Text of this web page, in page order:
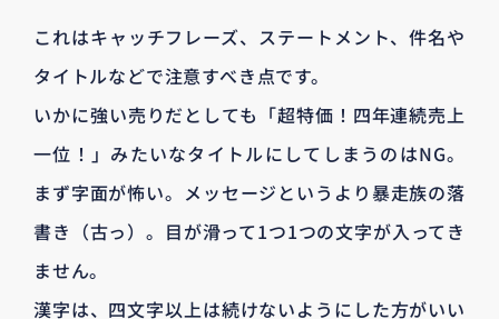
これはキャッチフレーズ、ステートメント、件名や
タイトルなどで注意すべき点です。
いかに強い売りだとしても「超特価！四年連続売上
一位！」みたいなタイトルにしてしまうのはNG。
まず字面が怖い。メッセージというより暴走族の落
書き（古っ）。目が滑って1つ1つの文字が入ってき
ません。
漢字は、四文字以上は続けないようにした方がいい